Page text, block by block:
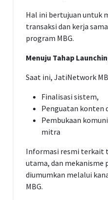
Hal ini bertujuan untuk
transaksi dan kerja
program MBG.
Menuju Tahap
Saat ini, JatiNetwork
Finalisasi sistem,
Penguatan konten
Pembukaan
mitra
Informasi resmi terkait
utama, dan mekanisme
diumumkan melalui
MBG.